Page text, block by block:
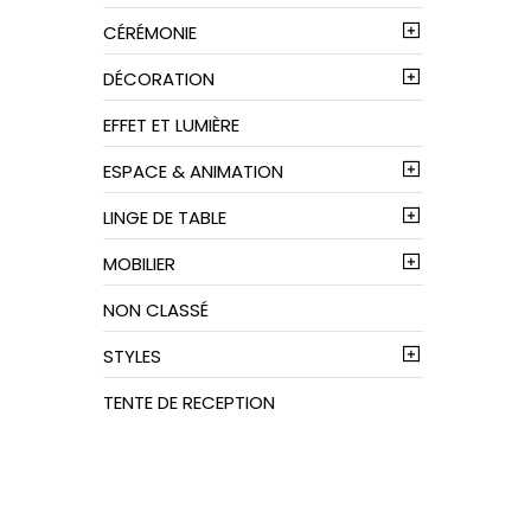
CÉRÉMONIE
DÉCORATION
EFFET ET LUMIÈRE
ESPACE & ANIMATION
LINGE DE TABLE
MOBILIER
NON CLASSÉ
STYLES
TENTE DE RECEPTION